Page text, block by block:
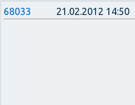
68033 21.02.2012 14:50